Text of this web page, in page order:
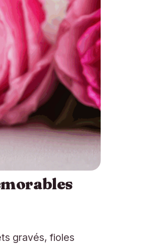
gravés, fioles